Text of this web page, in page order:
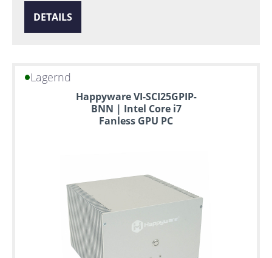
DETAILS
Lagernd
Happyware VI-SCI25GPIP-
BNN | Intel Core i7
Fanless GPU PC